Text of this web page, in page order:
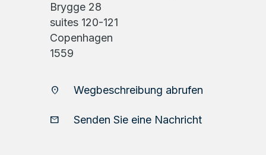
Brygge 28
suites 120-121
Copenhagen
1559
location_on Wegbeschreibung abrufen
email Senden Sie eine Nachricht